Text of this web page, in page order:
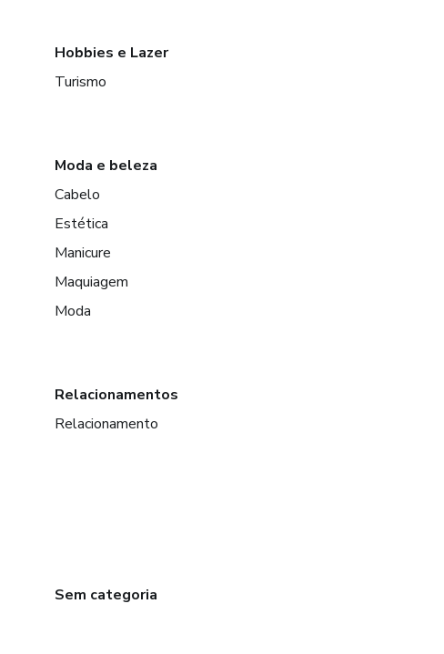
Hobbies e Lazer
Turismo
Moda e beleza
Cabelo
Estética
Manicure
Maquiagem
Moda
Relacionamentos
Relacionamento
Sem categoria